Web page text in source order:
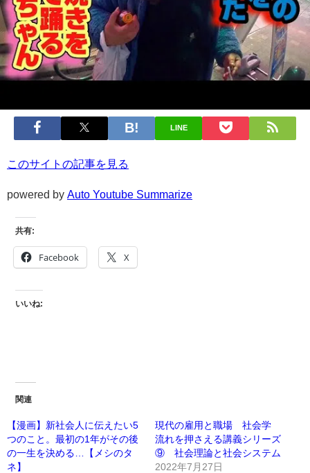
LINE
このサイトの記事を見る
powered by Auto Youtube Summarize
共有:
Facebook X
いいね:
関連
【漫画】新社会人に伝えたい5
つのこと。最初の1年がその後
の一生を決める…【メシのタ
ネ】
現代の雇用と職場 社会学
流れを押さえる講義シリーズ
⑨ 社会理論と社会システム
2022年7月27日